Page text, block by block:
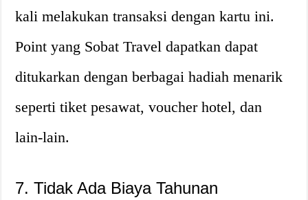
kali melakukan transaksi dengan kartu ini.
Point yang Sobat Travel dapatkan dapat
ditukarkan dengan berbagai hadiah menarik
seperti tiket pesawat, voucher hotel, dan
lain-lain.
7. Tidak Ada Biaya Tahunan